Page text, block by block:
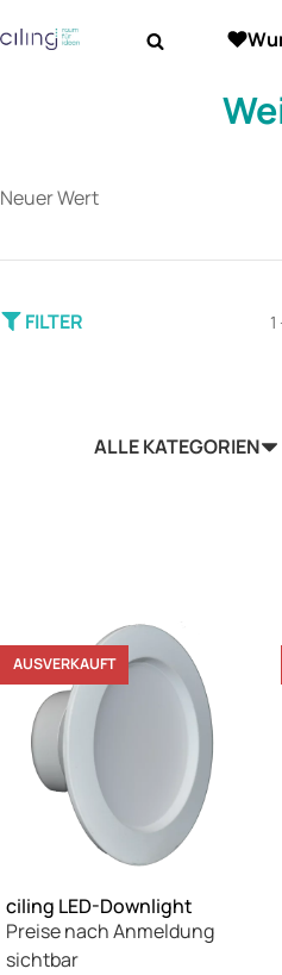
Akustik
Neuer Wert
FILTER
ALLE KATEGORIEN
AUSVERKAUFT
ciling LED-Downlight
Preise nach Anmeldung
sichtbar